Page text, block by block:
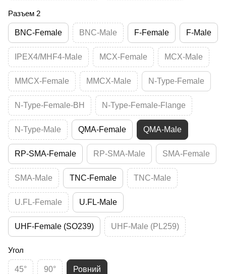
Разъем 2
BNC-Female BNC-Male F-Female F-Male
IPEX4/MHF4-Male MCX-Female MCX-Male
MMCX-Female MMCX-Male N-Type-Female
N-Type-Female-BH N-Type-Female-Flange
N-Type-Male QMA-Female QMA-Male
RP-SMA-Female RP-SMA-Male SMA-Female
SMA-Male TNC-Female TNC-Male
U.FL-Female U.FL-Male
UHF-Female (SO239) UHF-Male (PL259)
Угол
45° 90° Ровний